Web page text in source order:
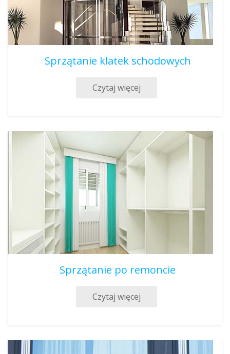
Sprzątanie klatek schodowych
Czytaj więcej
Sprzątanie po remoncie
Czytaj więcej